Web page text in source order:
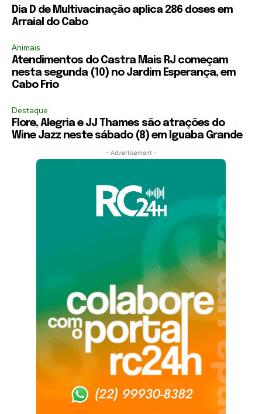
Dia D de Multivacinação aplica 286 doses em
Arraial do Cabo
Animais
Atendimentos do Castra Mais RJ começam
nesta segunda (10) no Jardim Esperança, em
Cabo Frio
Destaque
Flore, Alegria e JJ Thames são atrações do
Wine Jazz neste sábado (8) em Iguaba Grande
- Advertisement -